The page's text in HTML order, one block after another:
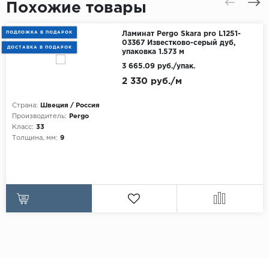
Похожие товары
ПОДЛОЖКА В ПОДАРОК
ДОСТАВКА В ПОДАРОК
Ламинат Pergo Skara pro L1251-
03367 Известково-серый дуб,
упаковка 1.573 м
Страна:
Швеция / Россия
Производитель:
Pergo
Класс: 33
Толщина, мм: 9
2 330 руб./м
3 665.09 руб./упак.